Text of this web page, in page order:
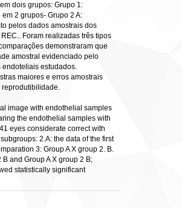
dois grupos: Grupo 1:
2 grupos- Grupo 2 A:
pelos dados amostrais dos
Foram realizadas três tipos
demonstraram que
amostral evidenciado pelo
endoteliais estudados.
maiores e erros amostrais
reprodutibilidade.
image with endothelial samples
the endothelial samples with
eyes considerate correct with
2.A: the data of the first
3: Group A X group 2. B.
and Group A X group 2 B;
statistically significant